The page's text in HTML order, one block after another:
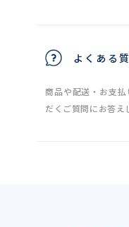
よくある
商品や配送・お支
だくご質問にお答え